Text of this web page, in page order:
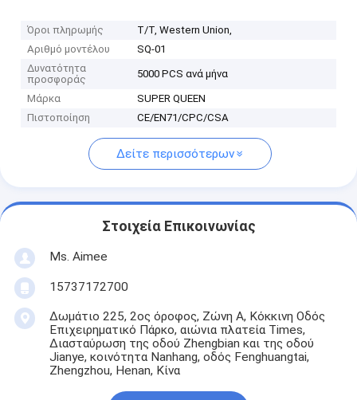
Όροι πληρωμής
Τ/Τ, Western Union,
Αριθμό μοντέλου
SQ-01
Δυνατότητα
προσφοράς
5000 PCS ανά μήνα
Μάρκα
SUPER QUEEN
Πιστοποίηση
CE/EN71/CPC/CSA
Δείτε περισσότερων
Στοιχεία Επικοινωνίας
Ms. Aimee
15737172700
Δωμάτιο 225, 2ος όροφος, Ζώνη Α, Κόκκινη Οδός
Επιχειρηματικό Πάρκο, αιώνια πλατεία Times,
Διασταύρωση της οδού Zhengbian και της οδού
Jianye, κοινότητα Nanhang, οδός Fenghuangtai,
Zhengzhou, Henan, Κίνα